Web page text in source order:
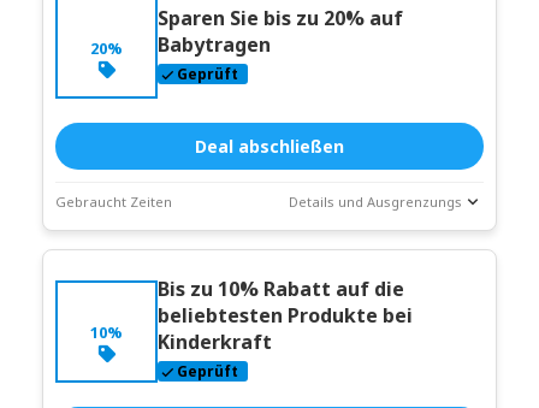
20%
Sparen Sie bis zu 20% auf
Babytragen
Geprüft
Deal abschließen
Gebraucht Zeiten Details und Ausgrenzungs
Deal-
Coupon-Beschreibung
10%
Bis zu 10% Rabatt auf die
beliebtesten Produkte bei
Kinderkraft
Geprüft